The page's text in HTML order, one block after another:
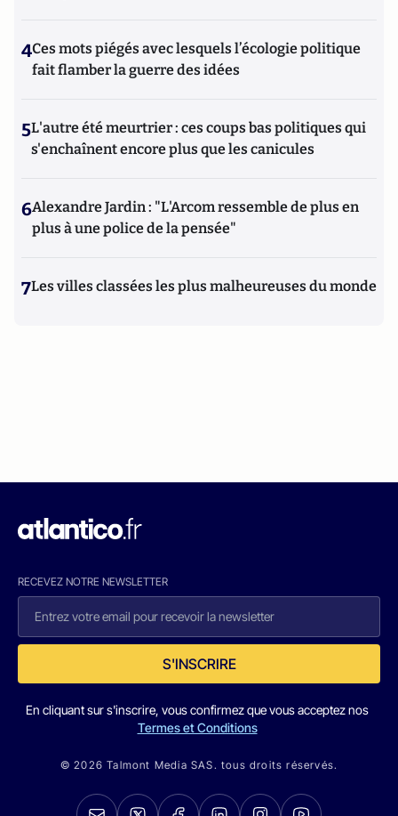
4Ces mots piégés avec lesquels l’écologie politique
fait flamber la guerre des idées
5L'autre été meurtrier : ces coups bas politiques qui
s'enchaînent encore plus que les canicules
6Alexandre Jardin : "L'Arcom ressemble de plus en
plus à une police de la pensée"
7Les villes classées les plus malheureuses du monde
RECEVEZ NOTRE NEWSLETTER
S'INSCRIRE
En cliquant sur s'inscrire, vous confirmez que vous acceptez nos
Termes et Conditions
© 2026 Talmont Media SAS. tous droits réservés.